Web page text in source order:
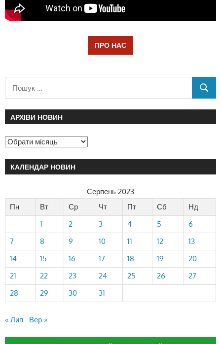
ПРО НАС
АРХІВИ НОВИН
КАЛЕНДАР НОВИН
Серпень 2023
Пн
Вт Ср Чт Пт Сб
Нд
1
2 3 4 5
6
7
8 9 10 11 12
13
14
15 16 17 18 19
20
21
22 23 24 25 26
27
28
29 30 31
« Лип Вер »